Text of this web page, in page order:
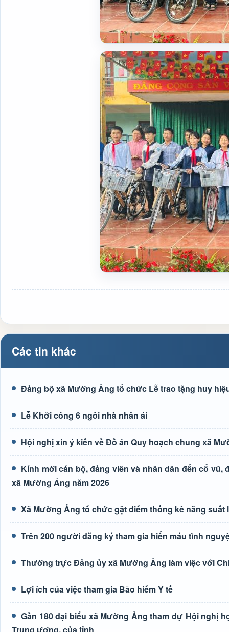
Các tin khác
Đảng bộ xã Mường Ảng tổ chức Lễ trao tặng huy
Lễ Khởi công 6 ngôi nhà nhân ái
Hội nghị xin ý kiến về Đồ án Quy hoạch chung xã
Kính mời cán bộ, đảng viên và nhân dân đến cổ
xã Mường Ảng năm 2026
Xã Mường Ảng tổ chức gặt điểm thống kê năng suất
Trên 200 người đăng ký tham gia hiến máu tình
Thường trực Đảng ủy xã Mường Ảng làm việc với
Lợi ích của việc tham gia Bảo hiểm Y tế
Gần 180 đại biểu xã Mường Ảng tham dự Hội nghị